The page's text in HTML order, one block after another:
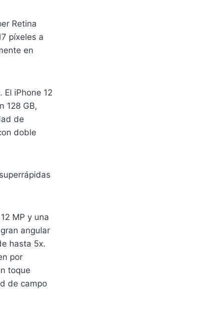
Retina
píxeles a
en
iPhone 12
128 GB,
de
doble
MP y una
angular
hasta 5x.
por
toque
de campo